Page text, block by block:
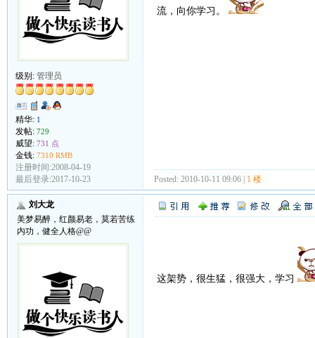
级别: 管理员
精华: 1
发帖: 729
威望: 731 点
金钱: 7310 RMB
注册时间:2008-04-19
最后登录:2017-10-23
流，向你学习。
Posted: 2010-10-11 09:06 | 1 楼
刘大龙
美梦易醉，红颜易老，莫若苦练
内功，健全人格@@
这架势，很生猛，很强大，学习